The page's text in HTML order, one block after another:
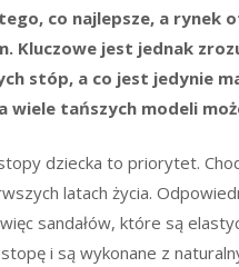
co najlepsze, a rynek
Kluczowe jest jednak
stóp, a co jest jedynie
wiele tańszych modeli
dziecka to priorytet.
latach życia.
sandałów, które są
i są wykonane z